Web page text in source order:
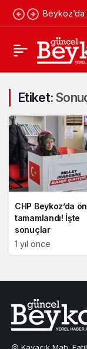
Etiket:
CHP Beykoz’da
tamamlandı! İşte
sonuçlar
1 yıl önce